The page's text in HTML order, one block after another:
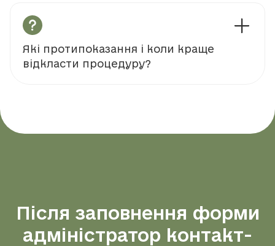
Які протипоказання і коли краще
відкласти процедуру?
Після заповнення форми
адміністратор контакт-